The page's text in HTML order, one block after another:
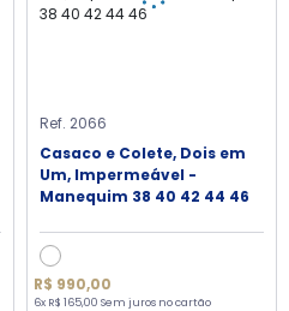
Ref. 2066
Casaco e Colete, Dois em
Um, Impermeável -
Manequim 38 40 42 44 46
R$ 990,00
6x R$ 165,00 Sem juros no cartão